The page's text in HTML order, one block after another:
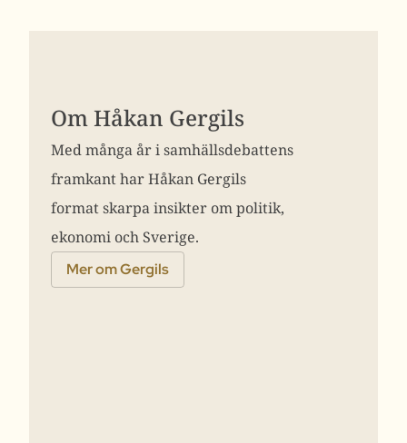
Om Håkan Gergils
Med många år i samhällsdebattens
framkant har Håkan Gergils
format skarpa insikter om politik,
ekonomi och Sverige.
Mer om Gergils